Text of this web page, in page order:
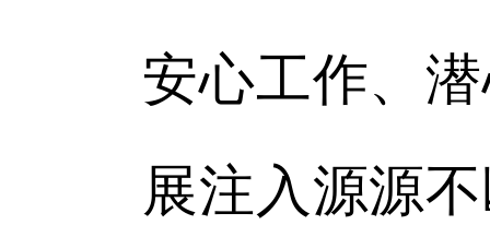
安心工作、
展注入源源